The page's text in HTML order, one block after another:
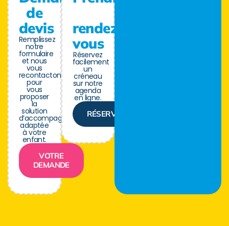
de
devis
Remplissez
notre
formulaire
et nous
vous
recontactons
pour
vous
proposer
la
solution
d’accompagnement
adaptée
à votre
enfant.
VOTRE
DEMANDE
rendez-
vous
Réservez
facilement
un
créneau
sur notre
agenda
en ligne.
RÉSERVER